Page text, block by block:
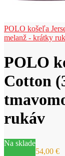
POLO košeľa
melanž - krátky
POLO
Cotton
rukáv
Na sklade
54,00 €